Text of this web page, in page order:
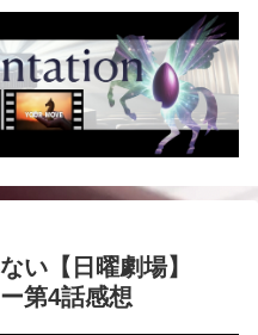
い【日曜劇場】
第4話感想